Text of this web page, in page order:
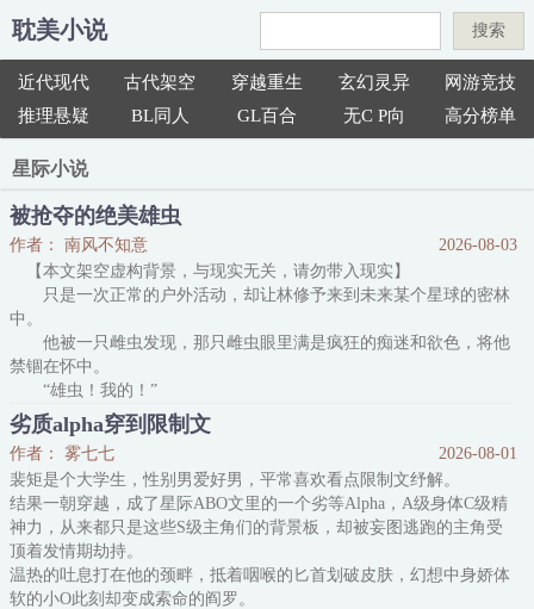
耽美小说 搜索
近代现代 古代架空 穿越重生 玄幻灵异
网游竞技
推理悬疑
BL同人 GL百合 无C P向 高分榜单
星际小说
被抢夺的绝美雄虫
作者： 南风不知意
2026-08-03
【本文架空虚构背景，与现实无关，请勿带入现实】
只是一次正常的户外活动，却让林修予来到未来某个星球的密林
中。
他被一只雌虫发现，那只雌虫眼里满是疯狂的痴迷和欲色，将他
禁锢在怀中。
“雄虫！我的！”
林修予听不懂他的语言，他只能拼命挣扎着，企图逃出这个怪人
的怀抱。
不过很快，他便看到一艘巨大的星舰从天而降，一群高大，精
悍，身穿统一暗色制服的身影鬼魅般出现，轻而易举就将抱着他的怪
人杀掉。
紧接着，为首的身影突然长出了巨大的骨刺，将现场除了他以外
的所有活物屠戮殆尽，然后一步
劣质alpha穿到限制文
作者： 雾七七
2026-08-01
裴矩是个大学生，性别男爱好男，平常喜欢看点限制文纾解。
结果一朝穿越，成了星际ABO文里的一个劣等Alpha，A级身体C级精
神力，从来都只是这些S级主角们的背景板，却被妄图逃跑的主角受
顶着发情期劫持。
温热的吐息打在他的颈畔，抵着咽喉的匕首划破皮肤，幻想中身娇体
软的小O此刻却变成索命的阎罗。